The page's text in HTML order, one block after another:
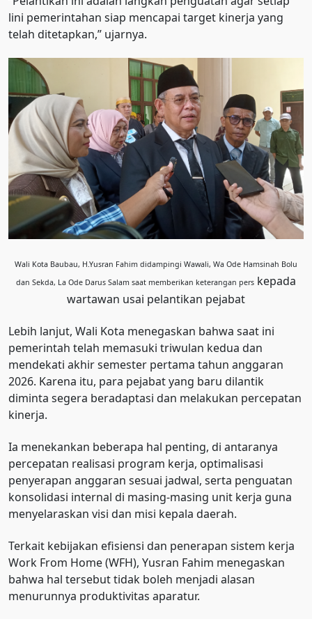
lini pemerintahan siap mencapai target kinerja yang
telah ditetapkan,” ujarnya.
Wali Kota Baubau, H.Yusran Fahim didampingi Wawali, Wa Ode Hamsinah Bolu
dan Sekda, La Ode Darus Salam saat memberikan keterangan pers kepada
wartawan usai pelantikan pejabat
Lebih lanjut, Wali Kota menegaskan bahwa saat ini
pemerintah telah memasuki triwulan kedua dan
mendekati akhir semester pertama tahun anggaran
2026. Karena itu, para pejabat yang baru dilantik
diminta segera beradaptasi dan melakukan percepatan
kinerja.
Ia menekankan beberapa hal penting, di antaranya
percepatan realisasi program kerja, optimalisasi
penyerapan anggaran sesuai jadwal, serta penguatan
konsolidasi internal di masing-masing unit kerja guna
menyelaraskan visi dan misi kepala daerah.
Terkait kebijakan efisiensi dan penerapan sistem kerja
Work From Home (WFH), Yusran Fahim menegaskan
bahwa hal tersebut tidak boleh menjadi alasan
menurunnya produktivitas aparatur.